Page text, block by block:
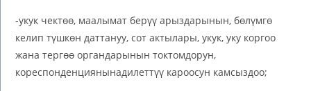
-укук чектөө, маалымат берүү арыздарынын, бөлүмгө
келип түшкөн даттануу, сот актылары, укук, уку коргоо
жана тергөө органдарынын токтомдорун,
кореспонденциянынадилеттүү кароосун камсыздоо;